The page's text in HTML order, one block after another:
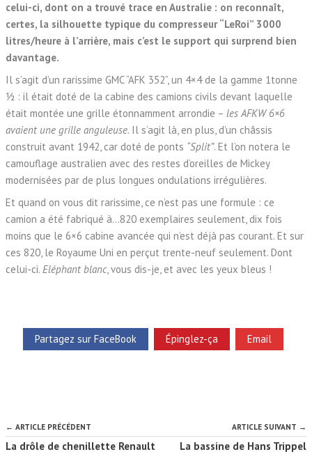
celui-ci, dont on a trouvé trace en Australie : on reconnaît,
certes, la silhouette typique du compresseur “LeRoi” 3000
litres/heure à l’arrière, mais c’est le support qui surprend bien
davantage.
Il s’agit d’un rarissime GMC “AFK 352”, un 4×4 de la gamme 1tonne
½ : il était doté de la cabine des camions civils devant laquelle
était montée une grille étonnamment arrondie – les AFKW 6×6
avaient une grille anguleuse. Il s’agit là, en plus, d’un châssis
construit avant 1942, car doté de ponts “Split”. Et l’on notera le
camouflage australien avec des restes d’oreilles de Mickey
modernisées par de plus longues ondulations irrégulières.
Et quand on vous dit rarissime, ce n’est pas une formule : ce
camion a été fabriqué à…820 exemplaires seulement, dix fois
moins que le 6×6 cabine avancée qui n’est déjà pas courant. Et sur
ces 820, le Royaume Uni en perçut trente-neuf seulement. Dont
celui-ci. Eléphant blanc, vous dis-je, et avec les yeux bleus !
Partagez sur FaceBook Épinglez-ça Email
← ARTICLE PRÉCÉDENT
La drôle de chenillette Renault
ARTICLE SUIVANT →
La bassine de Hans Trippel